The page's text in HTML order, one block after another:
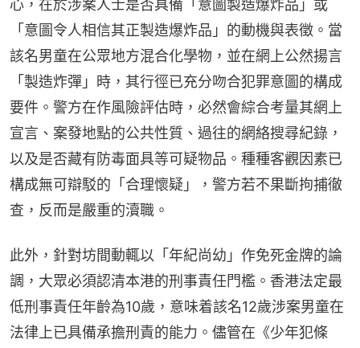
心，在於涉案人士是否具備「意圖製造爆炸品」或
「意圖令人相信其正製造爆炸品」的動機與表徵。當
該名男童在公眾地方混合化學物，並在網上公然揚言
「製造炸彈」時，其行徑已充分吻合犯罪意圖的構成
要件。警方在作風險評估時，必然會綜合考量其網上
宣言、案發地點的公共性質、過往的網絡搜尋紀錄，
以及是否藏有防毒面具等可疑物品。種種客觀因素已
構成無可辯駁的「合理懷疑」，警方若不果斷拘捕徹
查，反而是嚴重的瀆職。
此外，針對坊間動輒以「年紀尚幼」作免死金牌的論
調，大眾必須認清本港的刑事責任門檻。香港法定最
低刑事責任年齡為10歲，意味着該名12歲涉案男童在
法律上已具備承擔刑責的能力。儘管在《少年犯條